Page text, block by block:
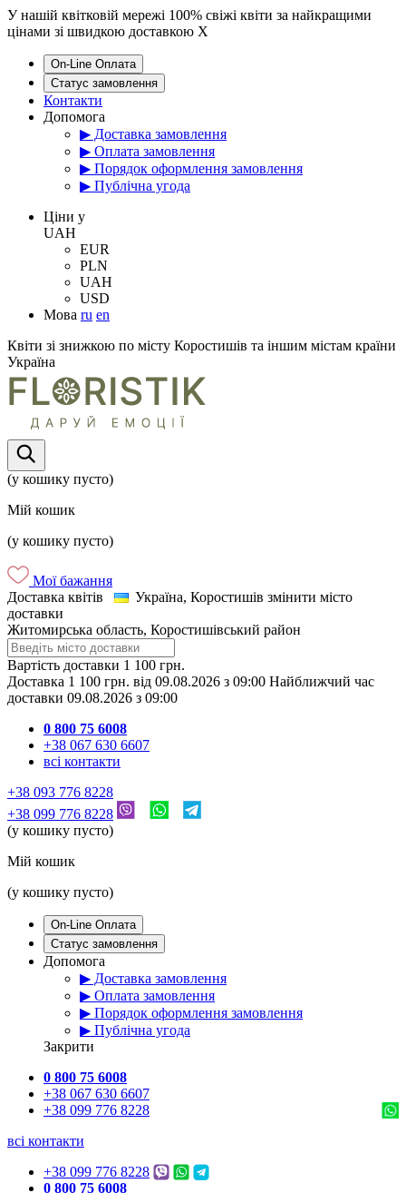
У нашій квітковій мережі 100% свіжі квіти за найкращими
цінами зі швидкою доставкою X
On-Line Оплата
Статус замовлення
Контакти
Допомога
▶ Доставка замовлення
▶ Оплата замовлення
▶ Порядок оформлення замовлення
▶ Публічна угода
Цiни у
UAH
EUR
PLN
UAH
USD
Мова ru en
Квіти зі знижкою по місту Коростишів та іншим містам країни
Україна
(у кошику пусто)
Мій кошик
(у кошику пусто)
Мої бажання
Доставка квітів
Україна, Коростишів змінити місто
доставки
Житомирська область, Коростишівський район
Вартість доставки 1 100 грн.
Доставка 1 100 грн. від 09.08.2026 з 09:00 Найближчий час
доставки 09.08.2026 з 09:00
0 800 75 6008
+38 067 630 6607
всі контакти
+38 093 776 8228
+38 099 776 8228
(у кошику пусто)
Мій кошик
(у кошику пусто)
On-Line Оплата
Статус замовлення
Допомога
▶ Доставка замовлення
▶ Оплата замовлення
▶ Порядок оформлення замовлення
▶ Публічна угода
Закрити
0 800 75 6008
+38 067 630 6607
+38 099 776 8228
всі контакти
+38 099 776 8228
0 800 75 6008